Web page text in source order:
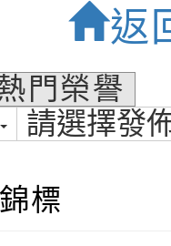
「正
教育(
府LED
播影片
台東博
活動介
府家庭
課程資
鮮人」
年「暑
」LED
策宣導
返
門榮譽
請選擇發
標